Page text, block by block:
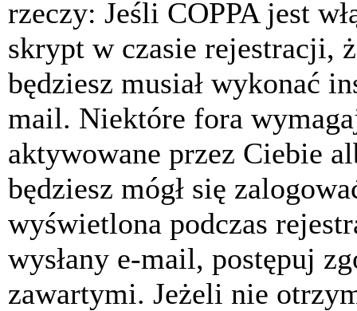
rzeczy: Jeśli COPPA jest
skrypt w czasie rejestracji,
będziesz musiał wykonać
mail. Niektóre fora
aktywowane przez Ciebie
będziesz mógł się
wyświetlona podczas
wysłany e-mail, postępuj
zawartymi. Jeżeli nie